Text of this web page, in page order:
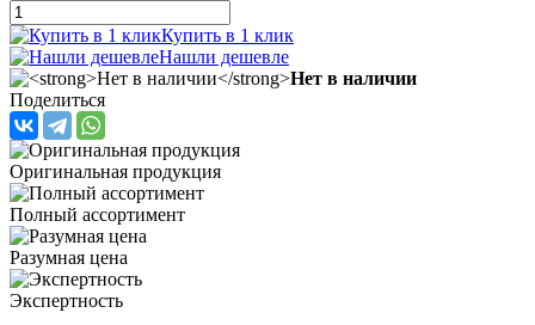
Купить в 1 клик
Нашли дешевле
Нет в наличии
Поделиться
Оригинальная продукция
Полный ассортимент
Разумная цена
Экспертность